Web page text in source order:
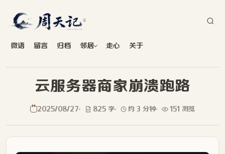
微语 留言 归档 邻居 走心 关于
云服务器商家崩溃跑路
2025/08/27 825 字 约 3 分钟 151 浏览